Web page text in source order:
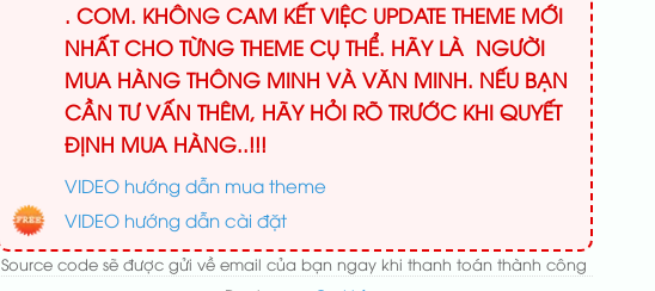
. COM. KHÔNG CAM KẾT VIỆC UPDATE THEME MỚI
NHẤT CHO TỪNG THEME CỤ THỂ. HÃY LÀ NGƯỜI
MUA HÀNG THÔNG MINH VÀ VĂN MINH. NẾU BẠN
CẦN TƯ VẤN THÊM, HÃY HỎI RÕ TRƯỚC KHI QUYẾT
ĐỊNH MUA HÀNG..!!!
VIDEO hướng dẫn mua theme
VIDEO hướng dẫn cài đặt
Source code sẽ được gửi về email của bạn ngay khi thanh toán thành công